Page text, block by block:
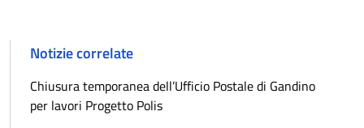
Notizie correlate
Chiusura temporanea dell’Ufficio Postale di Gandino
per lavori Progetto Polis